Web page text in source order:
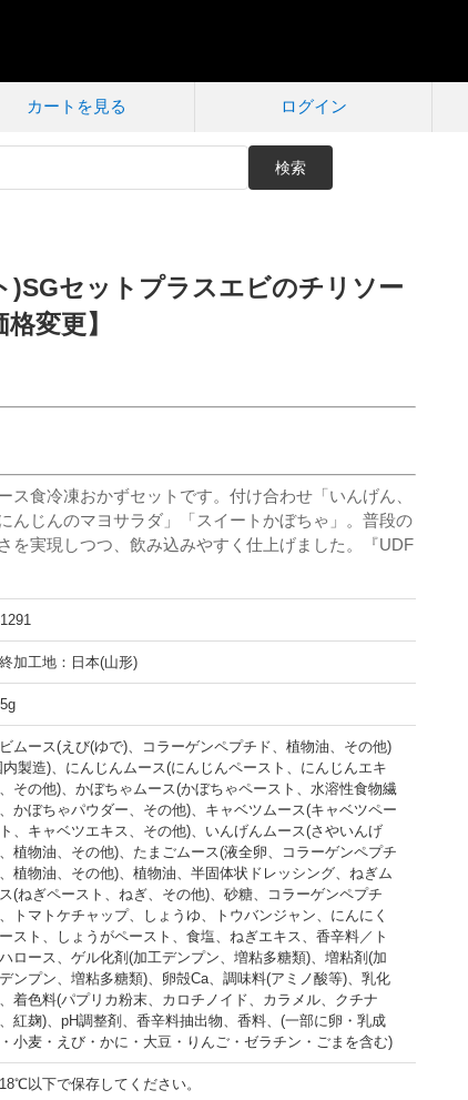
カートを見る ログイン
検索
)SGセットプラスエビのチリソー
変更】
ス食冷凍おかずセットです。付け合わせ「いんげん、
んじんのマヨサラダ」「スイートかぼちゃ」。普段の
を実現しつつ、飲み込みやすく仕上げました。『UDF
加工地：日本(山形)
ムース(えび(ゆで)、コラーゲンペプチド、植物油、その他)
内製造)、にんじんムース(にんじんペースト、にんじんエキ
その他)、かぼちゃムース(かぼちゃペースト、水溶性食物繊
かぼちゃパウダー、その他)、キャベツムース(キャベツペー
、キャベツエキス、その他)、いんげんムース(さやいんげ
植物油、その他)、たまごムース(液全卵、コラーゲンペプチ
、植物油、その他)、植物油、半固体状ドレッシング、ねぎム
(ねぎペースト、ねぎ、その他)、砂糖、コラーゲンペプチ
、トマトケチャップ、しょうゆ、トウバンジャン、にんにく
スト、しょうがペースト、食塩、ねぎエキス、香辛料／ト
ロース、ゲル化剤(加工デンプン、増粘多糖類)、増粘剤(加
ンプン、増粘多糖類)、卵殻Ca、調味料(アミノ酸等)、乳化
着色料(パプリカ粉末、カロチノイド、カラメル、クチナ
紅麹)、pH調整剤、香辛料抽出物、香料、(一部に卵・乳成
小麦・えび・かに・大豆・りんご・ゼラチン・ごまを含む)
以下で保存してください。